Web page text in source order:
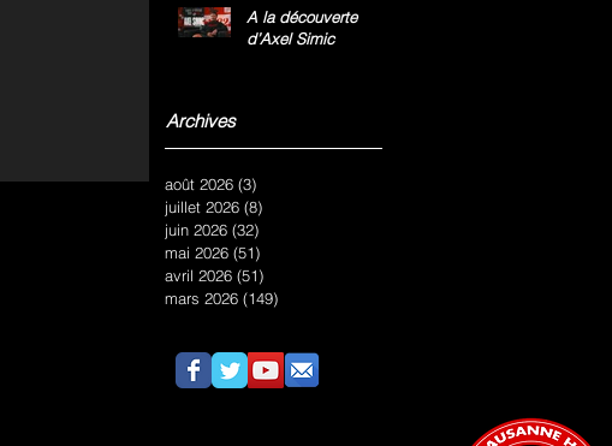
A la découverte
d’Axel Simic
Archives
août 2026 (3)
juillet 2026 (8)
juin 2026 (32)
mai 2026 (51)
avril 2026 (51)
mars 2026 (149)